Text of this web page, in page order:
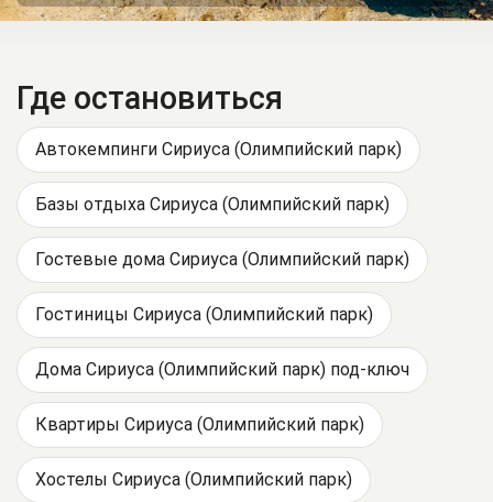
Где остановиться
Автокемпинги Сириуса (Олимпийский парк)
Базы отдыха Сириуса (Олимпийский парк)
Гостевые дома Сириуса (Олимпийский парк)
Гостиницы Сириуса (Олимпийский парк)
Дома Сириуса (Олимпийский парк) под-ключ
Квартиры Сириуса (Олимпийский парк)
Хостелы Сириуса (Олимпийский парк)